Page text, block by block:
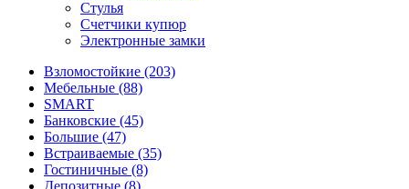
Стулья
Счетчики купюр
Электронные замки
Взломостойкие (203)
Мебельные (88)
SMART
Банковские (45)
Большие (47)
Встраиваемые (35)
Гостиничные (8)
Депозитные (8)